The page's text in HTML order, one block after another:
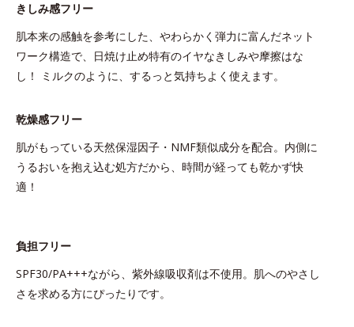
きしみ感フリー
肌本来の感触を参考にした、やわらかく弾力に富んだネット
ワーク構造で、日焼け止め特有のイヤなきしみや摩擦はな
し！ ミルクのように、するっと気持ちよく使えます。
乾燥感フリー
肌がもっている天然保湿因子・NMF類似成分を配合。内側に
うるおいを抱え込む処方だから、時間が経っても乾かず快
適！
負担フリー
SPF30/PA+++ながら、紫外線吸収剤は不使用。肌へのやさし
さを求める方にぴったりです。